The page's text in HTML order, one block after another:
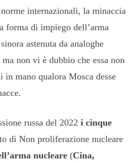
internazionali, la minaccia
forma di impiego dell’arma
astenuta da analoghe
non vi è dubbio che essa non
in mano qualora Mosca desse
russa del 2022 i cinque
di Non proliferazione nucleare
nucleare (Cina,